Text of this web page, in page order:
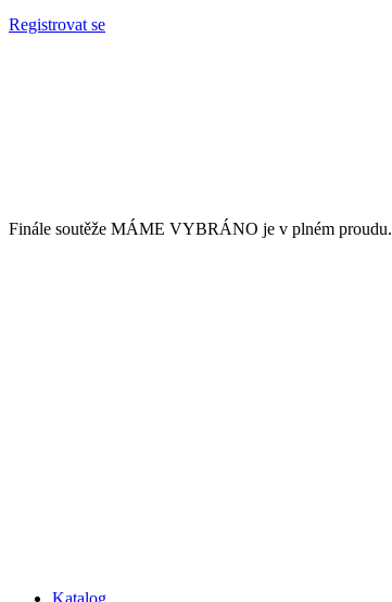
Registrovat se
Finále soutěže MÁME VYBRÁNO je v plném proudu.
Katalog